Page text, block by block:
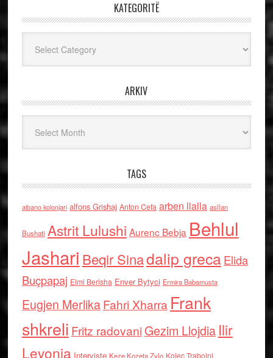
KATEGORITË
ARKIV
TAGS
albano kolonjari alfons Grishaj Anton Cefa arben llalla asllan
Bushati Astrit Lulushi Aurenc Bebja Behlul
Jashari Beqir Sinadalip grecaElida
Buçpapaj Elmi Berisha Enver Bytyci Ermira Babamusta
Eugjen MerlikaFahri Xharra Frank
shkreli Fritz radovaniGezim Llojdia Ilir
Levonja Interviste Keze Kozeta Zylo Kolec Traboini